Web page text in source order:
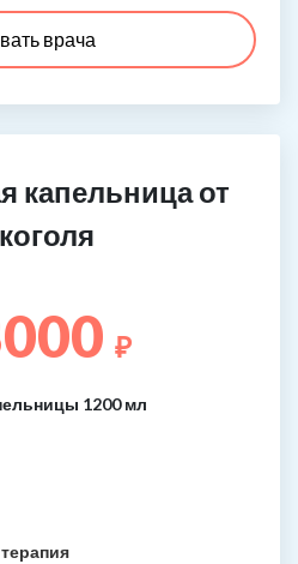
врача
капельница от
₽
1200 мл